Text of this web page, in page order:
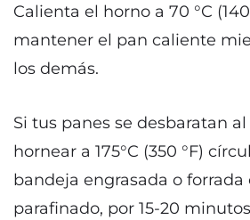
Calienta el horno a 70 °C
mantener el pan caliente
los demás.
Si tus panes se desbaratan
hornear a 175°C (350 °F)
bandeja engrasada o forrada
parafinado, por 15-20